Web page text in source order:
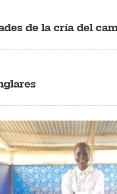
de la cría del